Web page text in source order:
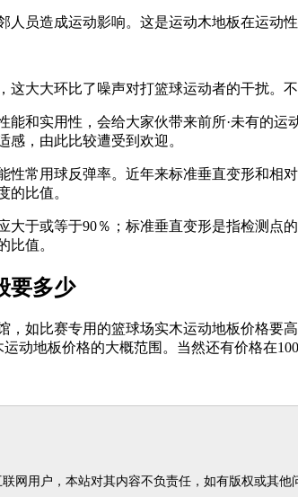
人员造成运动影响。这是运动木地板在运动
这大大环比了噪声对打篮球运动者的干扰。
能和实用性，会给大家伙带来前所·未有的
感，由此比较遭受到欢迎。
性常用球反弹率。近年来标准垂直变形和相
的比值。
大于或等于90％；标准垂直变形是指检测点
比值。
要多少
，如比赛专用的篮球场实木运动地板价格要
运动地板价格的大概范围。当然还有价格在
网用户，本站对其内容不负责任，如有版权或其